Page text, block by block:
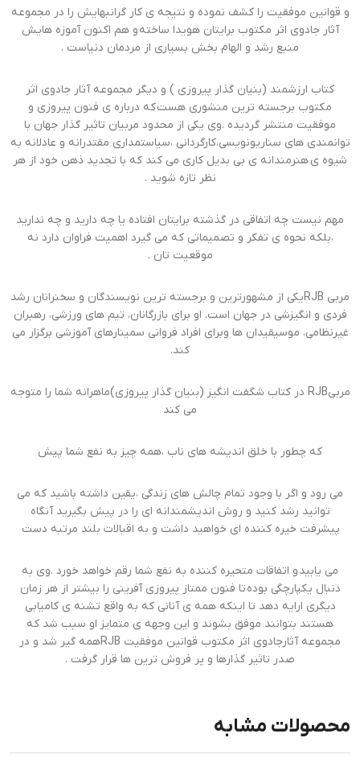
و قوانین موفقیت را کشف نموده و نتیجه ی کار گرانبهایش را در مجموعه
آثار جادوی اثر مکتوب برایتان هویدا ساخته و هم اکنون آموزه هایش
منبع رشد و الهام بخش بسیاری از مردمان دنیاست .
کتاب ارزشمند (بنیان گذار پیروزی ) و دیگر مجموعه آثار جادوی اثر
مکتوب برجسته ترین منشوری هست که درباره ی فنون پیروزی و
موفقیت منتشر گردیده .وی یکی از محدود مربیان تاثیر گذار جهان با
توانمندی های سناریونویسی،کارگردانی ،سیاستمداری مقتدرانه و عادلانه به
شیوه ی هنرمندانه ی بی بدیل کاری می کند که با تجدید ذهن خود از هر
نظر تازه شوید .
مهم نیست چه اتفاقی در گذشته برایتان افتاده یا چه دارید و چه ندارید
،بلکه نحوه ی تفکر و تصمیماتی که می گیرد اهمیت فراوان دارد نه
موقعیت تان .
مربی RJBیکی از مشهورترین و برجسته ترین نویسندگان و سخنرانان رشد
فردی و انگیزشی در جهان است. او برای بازرگانان، تیم های ورزشی، رهبران
غیرنظامی، موسیقیدان ها وبرای افراد فروانی سمینارهای آموزشی برگزار می
کند.
مربیRJB در کتاب شگفت انگیز (بنیان گذار پیروزی)ماهرانه شما را متوجه
می کند
که چطور با خلق اندیشه های ناب ،همه چیز به نفع شما پیش
می رود و اگر با وجود تمام چالش های زندگی ،یقین‌ داشته باشید که می
توانید رشد کنید و روش اندیشمندانه ای را در پیش بگیرید آنگاه
پیشرفت خیره کننده ای خواهید داشت و به اقبالات بلند مرتبه دست
می یابید و اتفاقات متحیره کننده به نفع شما رقم خواهد خورد .وی به
دنبال یکپارچگی بوده تا فنون ممتاز پیروزی آفرینی را بیشتر از هر زمان
دیگری ارایه دهد تا اینکه همه ی آنانی که به واقع تشنه ی کامیابی
هستند بتوانند موفق بشوند و این وجهه ی متمایز او سبب شد که
مجموعه آثارجادوی اثر مکتوب قوانین موفقیت RJBهمه گیر شد و در
صدر تاثیر گذارها و پر فروش ترین ها قرار گرفت .
محصولات مشابه